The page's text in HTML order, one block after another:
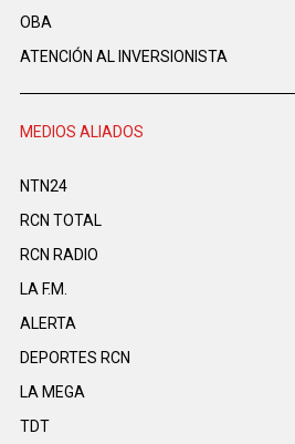
OBA
ATENCIÓN AL INVERSIONISTA
MEDIOS ALIADOS
NTN24
RCN TOTAL
RCN RADIO
LA F.M.
ALERTA
DEPORTES RCN
LA MEGA
TDT